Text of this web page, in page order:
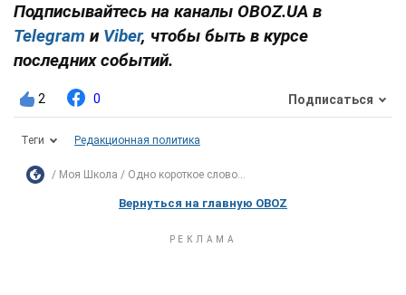
Подписывайтесь на каналы OBOZ.UA в
Telegram и Viber, чтобы быть в курсе
последних событий.
2 0 Подписаться
Теги Редакционная политика
Моя Школа Одно короткое слово...
Вернуться на главную OBOZ